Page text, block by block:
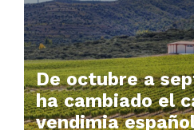
De octubre a
ha cambiado el
vendimia